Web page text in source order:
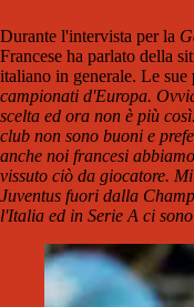
Durante l'intervista per la
Francese ha parlato della
italiano in generale. Le sue
campionati d'Europa.
scelta ed ora non è più
club non sono buoni e
anche noi francesi
vissuto ciò da giocatore.
Juventus fuori dalla
l'Italia ed in Serie A ci